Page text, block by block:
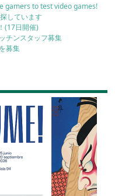
gamers to test video games!
しています
(17日開催)
チンスタッフ募集
募集